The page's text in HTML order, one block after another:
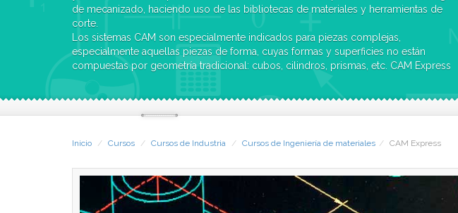
de mecanizado, haciendo uso de las bibliotecas de materiales y herramientas de
corte.
Los sistemas CAM son especialmente indicados para piezas complejas,
especialmente aquellas piezas de forma, cuyas formas y superficies no están
compuestas por geometría tradicional: cubos, cilindros, prismas, etc. CAM Express
es un producto que incluye multi-función de máquinas de 5 ejes de fresado. CAM
Express permite el mecanizado rápido y preciso de una gran variedad de piezas de
Inicio Cursos Cursos de Industria Cursos de Ingeniería de materiales CAM Express